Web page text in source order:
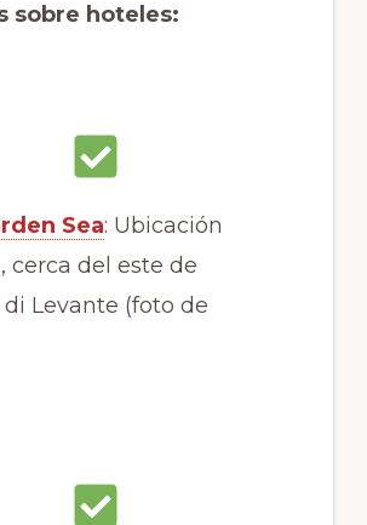
sobre hoteles:
Sea: Ubicación
cerca del este de
Levante (foto de